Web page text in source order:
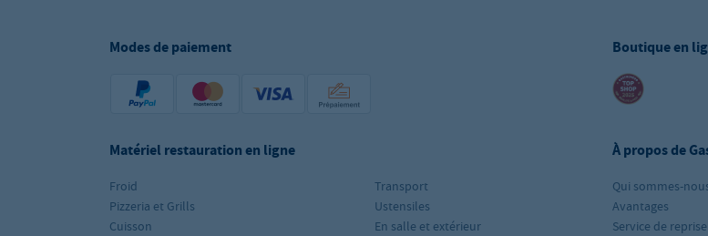
Modes de paiement Boutique en
Matériel restauration en ligne
Froid
Pizzeria et Grills
Cuisson
Transport
Ustensiles
En salle et extérieur
À propos de
Qui sommes-
Avantages
Service de reprise